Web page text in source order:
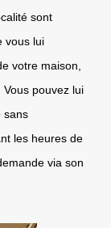
sont
vous lui
votre maison,
pouvez lui
sans
les heures de
via son